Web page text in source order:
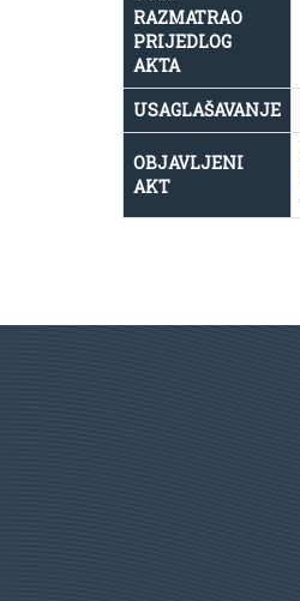
RAZMATRAO
PRIJEDLOG
AKTA
USAGLAŠAVANJE
OBJAVLJENI
AKT